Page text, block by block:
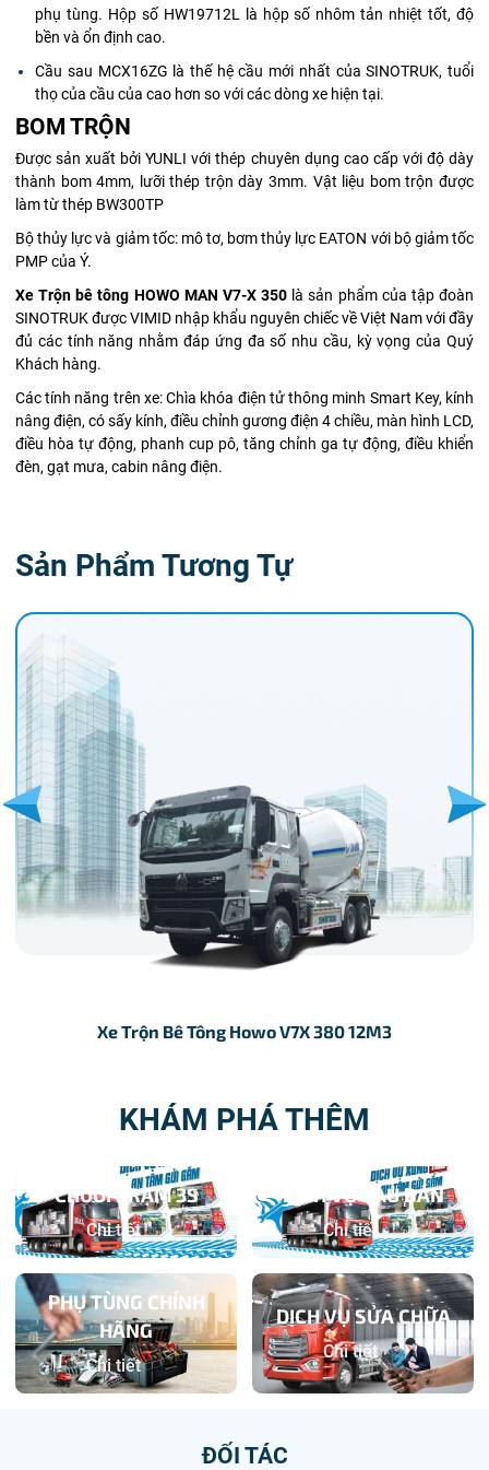
phụ tùng. Hộp số HW19712L là hộp số nhôm tản nhiệt tốt, độ
bền và ổn định cao.
Cầu sau MCX16ZG là thế hệ cầu mới nhất của SINOTRUK, tuổi
thọ của cầu của cao hơn so với các dòng xe hiện tại.
BOM TRỘN
Được sản xuất bởi YUNLI với thép chuyên dụng cao cấp với độ dày
thành bom 4mm, lưỡi thép trộn dày 3mm. Vật liệu bom trộn được
làm từ thép BW300TP
Bộ thủy lực và giảm tốc: mô tơ, bơm thủy lực EATON với bộ giảm tốc
PMP của Ý.
Xe Trộn bê tông HOWO MAN V7-X 350 là sản phẩm của tập đoàn
SINOTRUK được VIMID nhập khẩu nguyên chiếc về Việt Nam với đầy
đủ các tính năng nhằm đáp ứng đa số nhu cầu, kỳ vọng của Quý
Khách hàng.
Các tính năng trên xe: Chìa khóa điện tử thông minh Smart Key, kính
nâng điện, có sấy kính, điều chỉnh gương điện 4 chiều, màn hình LCD,
điều hòa tự động, phanh cup pô, tăng chỉnh ga tự động, điều khiển
đèn, gạt mưa, cabin nâng điện.
Sản Phẩm Tương Tự
Xe Trộn Bê Tông Howo V7X 380 12M3
KHÁM PHÁ THÊM
CHUỖI TRẠM 3S
Chi tiết
DỊCH VỤ SAU BÁN
Chi tiết
PHỤ TÙNG CHÍNH
HÃNG
Chi tiết
DỊCH VỤ SỬA CHỮA
Chi tiết
ĐỐI TÁC